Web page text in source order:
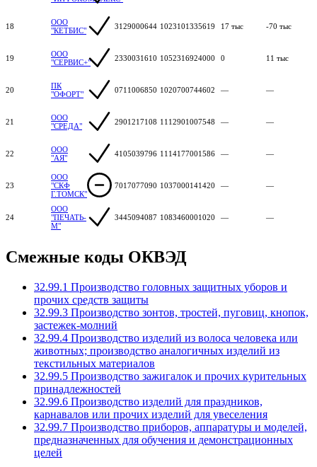
18
ООО
"КЕТБИС"
3129000644 1023101335619 17 тыс -70 тыс
19
ООО
"СЕРВИС+"
2330031610 1052316924000 0 11 тыс
20
ПК
"ОФОРТ"
0711006850 1020700744602 — —
21
ООО
"СРЕДА"
2901217108 1112901007548 — —
22
ООО
"АЯ"
4105039796 1114177001586 — —
23
ООО
"СКФ
Г.ТОМСК"
7017077090 1037000141420 — —
24
ООО
"ПЕЧАТЬ-
М"
3445094087 1083460001020 — —
Смежные коды ОКВЭД
32.99.1 Производство головных защитных уборов и
прочих средств защиты
32.99.3 Производство зонтов, тростей, пуговиц, кнопок,
застежек-молний
32.99.4 Производство изделий из волоса человека или
животных; производство аналогичных изделий из
текстильных материалов
32.99.5 Производство зажигалок и прочих курительных
принадлежностей
32.99.6 Производство изделий для праздников,
карнавалов или прочих изделий для увеселения
32.99.7 Производство приборов, аппаратуры и моделей,
предназначенных для обучения и демонстрационных
целей